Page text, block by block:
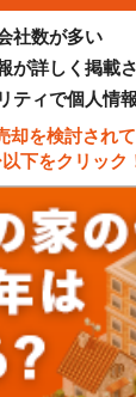
社数が多い
が詳しく掲載
ティで個人情
却を検討され
下をクリック